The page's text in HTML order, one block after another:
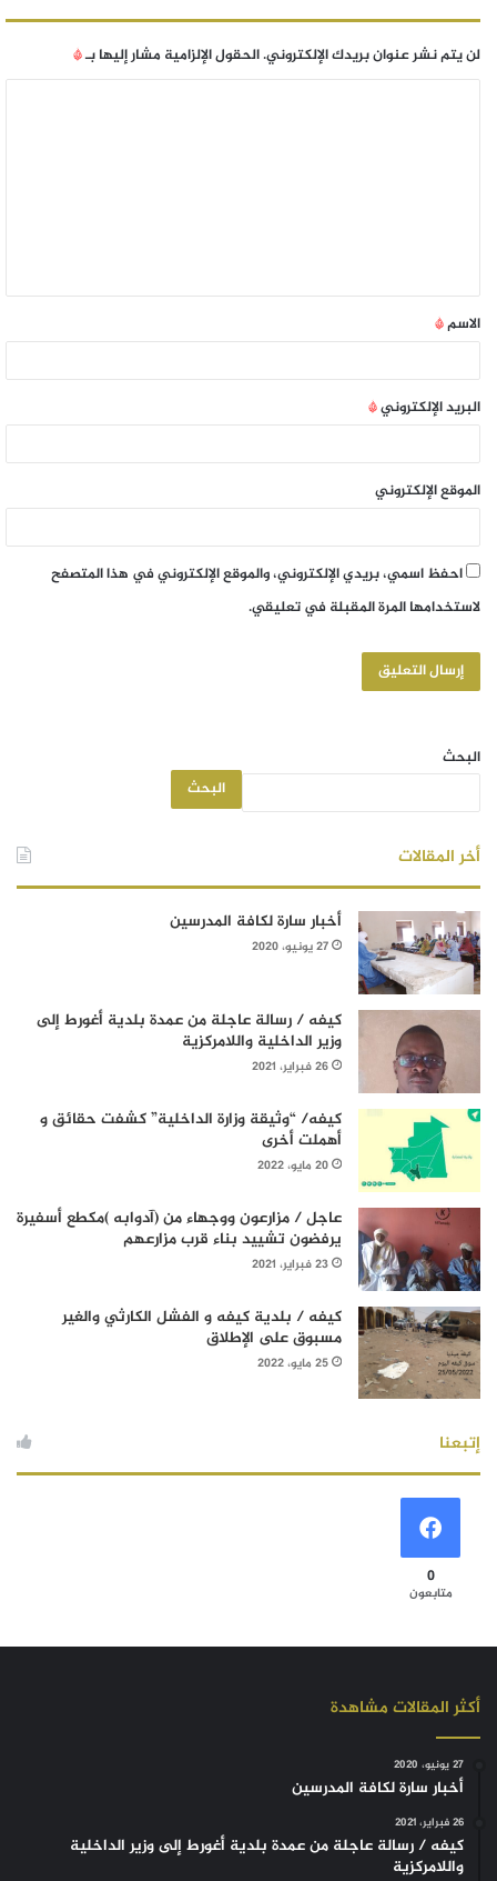
لن يتم نشر عنوان بريدك الإلكتروني.الحقول الإلزامية مشار إليها بـ*
الاسم*
البريد الإلكتروني*
الموقع الإلكتروني
احفظ اسمي، بريدي الإلكتروني، والموقع الإلكتروني في هذا المتصفح
لاستخدامها المرة المقبلة في تعليقي.
البحث
البحث
أخر المقالات
أخبار سارة لكافة المدرسين
27 يونيو، 2020
كيفه / رسالة عاجلة من عمدة بلدية أغورط إلى
وزير الداخلية واللامركزية
26 فبراير، 2021
كيفه/ “وثيقة وزارة الداخلية” كشفت حقائق و
أهملت أخرى
20 مايو، 2022
عاجل / مزارعون ووجهاء من (آدوابه )مكطع أسفيرة
يرفضون تشييد بناء قرب مزارعهم
23 فبراير، 2021
كيفه / بلدية كيفه و الفشل الكارثي والغير
مسبوق على الإطلاق
25 مايو، 2022
إتبعنا
0
متابعون
أكثر المقالات مشاهدة
27 يونيو، 2020
أخبار سارة لكافة المدرسين
26 فبراير، 2021
كيفه / رسالة عاجلة من عمدة بلدية أغورط إلى وزير الداخلية
واللامركزية